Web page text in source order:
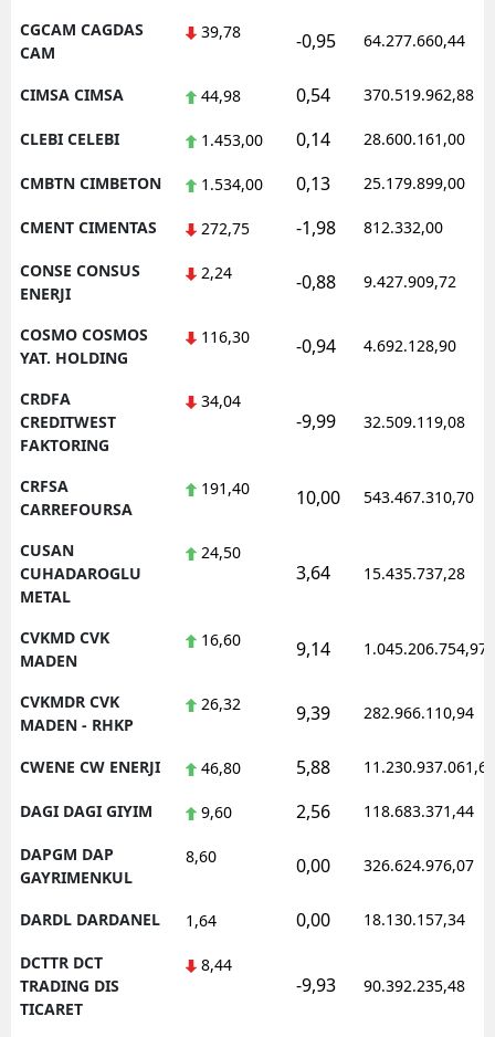
CGCAM CAGDAS
CAM
39,78 -0,95 64.277.660,44
CIMSA CIMSA 44,98 0,54 370.519.962,88
CLEBI CELEBI 1.453,00 0,14 28.600.161,00
CMBTN CIMBETON 1.534,00 0,13 25.179.899,00
CMENT CIMENTAS 272,75 -1,98 812.332,00
CONSE CONSUS
ENERJI
2,24 -0,88 9.427.909,72
COSMO COSMOS
YAT. HOLDING
116,30 -0,94 4.692.128,90
CRDFA
CREDITWEST
FAKTORING
34,04
-9,99 32.509.119,08
CRFSA
CARREFOURSA
191,40 10,00 543.467.310,70
CUSAN
CUHADAROGLU
METAL
24,50
3,64 15.435.737,28
CVKMD CVK
MADEN
16,60 9,14 1.045.206.754,97
CVKMDR CVK
MADEN - RHKP
26,32 9,39 282.966.110,94
CWENE CW ENERJI 46,80 5,88 11.230.937.061,62
DAGI DAGI GIYIM 9,60 2,56 118.683.371,44
DAPGM DAP
GAYRIMENKUL
8,60 0,00 326.624.976,07
DARDL DARDANEL 1,64 0,00 18.130.157,34
DCTTR DCT
TRADING DIS
TICARET
8,44
-9,93 90.392.235,48